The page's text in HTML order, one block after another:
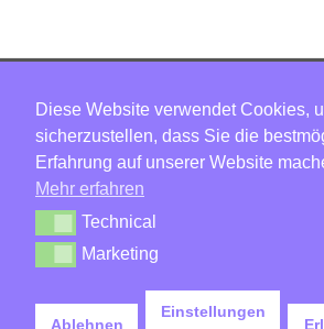
Hinnerk Warter,
Warter-
Immobilien,
Lübeck, Tel: 0451-
30503930, Mobil:
unsere
Diese Website verwendet Cookies,
sicherzustellen, dass Sie die
Erfahrung auf unserer Website
Mehr erfahren
TechnicalTechnical
MarketingMarketing
Ablehnen
Einstellungen